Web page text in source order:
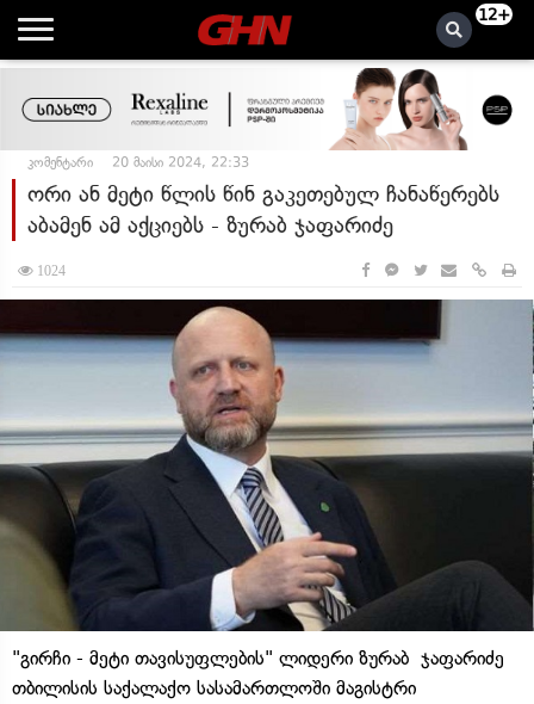
12+
კომენტარი 20 მაისი 2024, 22:33
ორი ან მეტი წლის წინ გაკეთებულ ჩანაწერებს
აბამენ ამ აქციებს - ზურაბ ჯაფარიძე
1024
"გირჩი - მეტი თავისუფლების" ლიდერი ზურაბ ჯაფარიძე
თბილისის საქალაქო სასამართლოში მაგისტრი